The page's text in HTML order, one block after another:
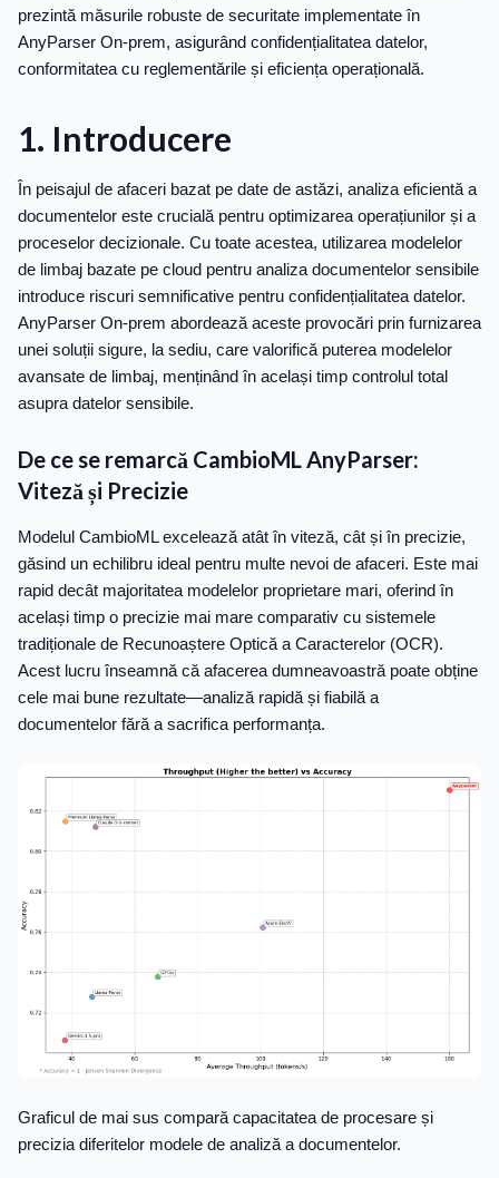
prezintă măsurile robuste de securitate implementate în
AnyParser On-prem, asigurând confidențialitatea datelor,
conformitatea cu reglementările și eficiența operațională.
1. Introducere
În peisajul de afaceri bazat pe date de astăzi, analiza eficientă a
documentelor este crucială pentru optimizarea operațiunilor și a
proceselor decizionale. Cu toate acestea, utilizarea modelelor
de limbaj bazate pe cloud pentru analiza documentelor sensibile
introduce riscuri semnificative pentru confidențialitatea datelor.
AnyParser On-prem abordează aceste provocări prin furnizarea
unei soluții sigure, la sediu, care valorifică puterea modelelor
avansate de limbaj, menținând în același timp controlul total
asupra datelor sensibile.
De ce se remarcă CambioML AnyParser:
Viteză și Precizie
Modelul CambioML excelează atât în viteză, cât și în precizie,
găsind un echilibru ideal pentru multe nevoi de afaceri. Este mai
rapid decât majoritatea modelelor proprietare mari, oferind în
același timp o precizie mai mare comparativ cu sistemele
tradiționale de Recunoaștere Optică a Caracterelor (OCR).
Acest lucru înseamnă că afacerea dumneavoastră poate obține
cele mai bune rezultate—analiză rapidă și fiabilă a
documentelor fără a sacrifica performanța.
Graficul de mai sus compară capacitatea de procesare și
precizia diferitelor modele de analiză a documentelor.